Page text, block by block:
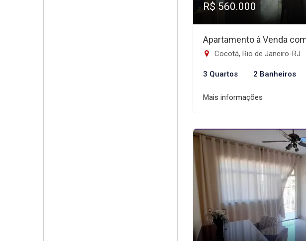
R$ 560.000
Apartamento à Venda
Cocotá, Rio de Janeiro-RJ
3 Quartos 2 Banheiros
Mais informações